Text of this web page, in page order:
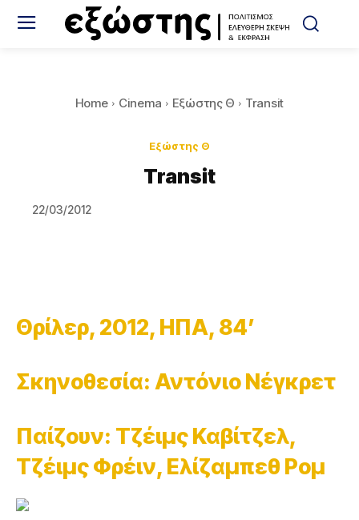
Home Cinema Εξώστης Θ Transit
Εξώστης Θ
Transit
22/03/2012
Θρίλερ, 2012, ΗΠΑ, 84’
Σκηνοθεσία: Αντόνιο Νέγκρετ
Παίζουν: Τζέιμς Καβίτζελ,
Τζέιμς Φρέιν, Ελίζαμπεθ Ρομ